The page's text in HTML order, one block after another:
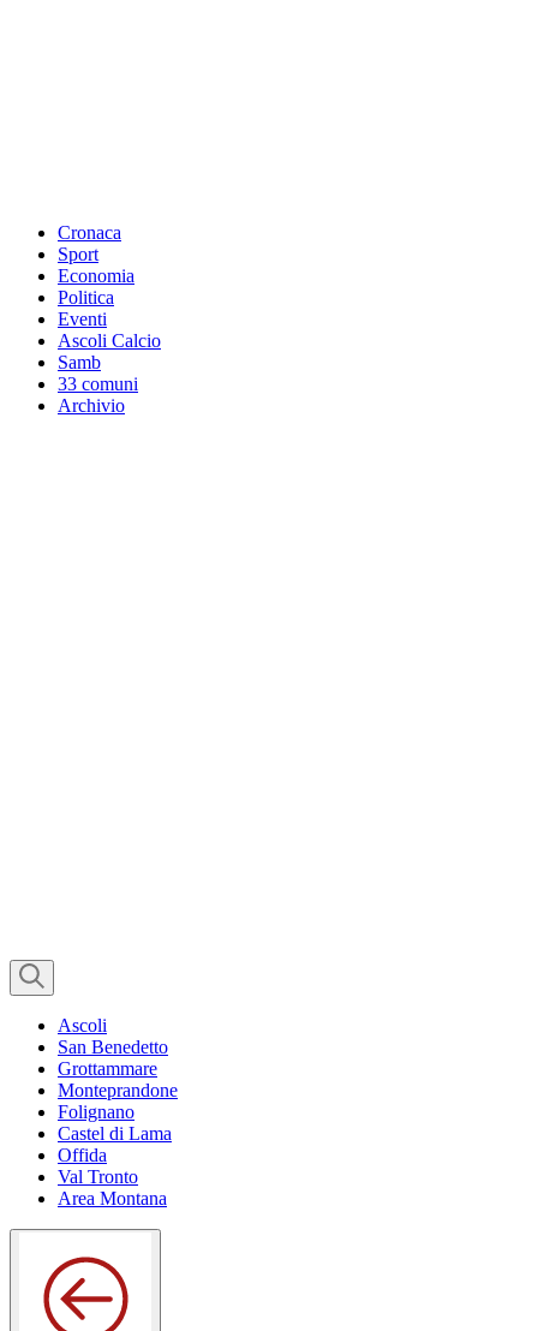
Cronaca
Sport
Economia
Politica
Eventi
Ascoli Calcio
Samb
33 comuni
Archivio
Ascoli
San Benedetto
Grottammare
Monteprandone
Folignano
Castel di Lama
Offida
Val Tronto
Area Montana